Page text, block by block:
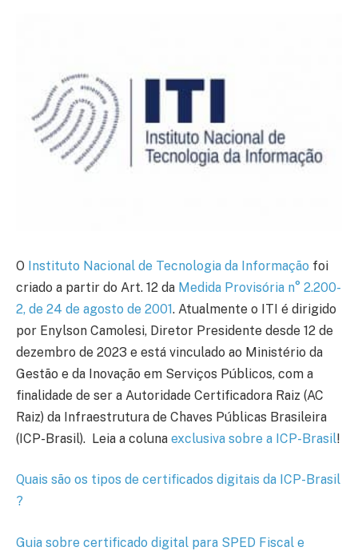
O Instituto Nacional de Tecnologia da Informação foi
criado a partir do Art. 12 da Medida Provisória n° 2.200-
2, de 24 de agosto de 2001. Atualmente o ITI é dirigido
por Enylson Camolesi, Diretor Presidente desde 12 de
dezembro de 2023 e está vinculado ao Ministério da
Gestão e da Inovação em Serviços Públicos, com a
finalidade de ser a Autoridade Certificadora Raiz (AC
Raiz) da Infraestrutura de Chaves Públicas Brasileira
(ICP-Brasil). Leia a coluna exclusiva sobre a ICP-Brasil!
Quais são os tipos de certificados digitais da ICP-Brasil​
?
Guia sobre certificado digital para SPED Fiscal e